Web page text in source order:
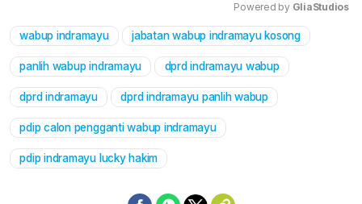
Mute
Powered by GliaStudios
wabup indramayu jabatan wabup indramayu kosong
panlih wabup indramayu dprd indramayu wabup
dprd indramayu dprd indramayu panlih wabup
pdip calon pengganti wabup indramayu
pdip indramayu lucky hakim